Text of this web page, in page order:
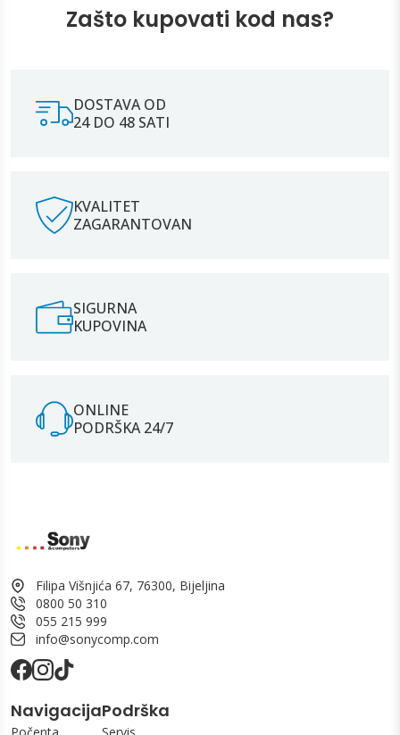
Zašto kupovati kod nas?
DOSTAVA OD
24 DO 48 SATI
KVALITET
ZAGARANTOVAN
SIGURNA
KUPOVINA
ONLINE
PODRŠKA 24/7
Filipa Višnjića 67, 76300, Bijeljina
0800 50 310
055 215 999
info@sonycomp.com
Navigacija
Počenta
Podrška
Servis